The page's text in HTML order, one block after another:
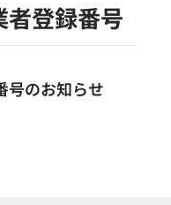
登録番号
号のお知らせ